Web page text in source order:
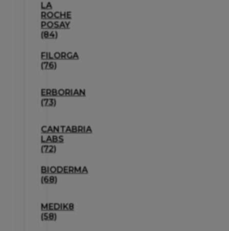
LA
ROCHE
POSAY
(84)
FILORGA
(76)
ERBORIAN
(73)
CANTABRIA
LABS
(72)
BIODERMA
(68)
MEDIK8
(58)